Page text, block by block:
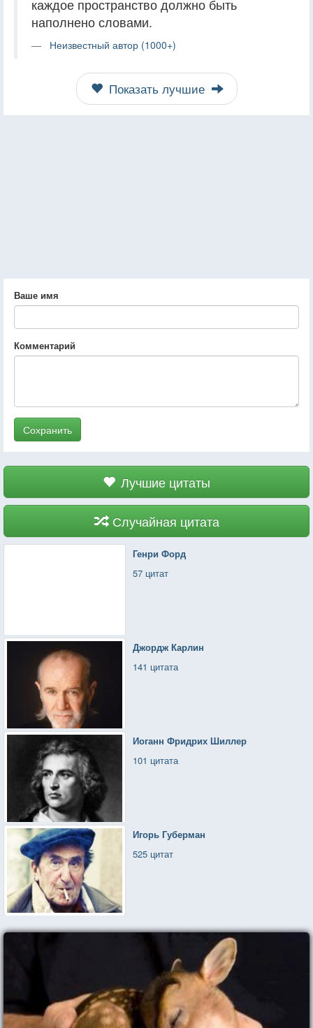
каждое пространство должно быть
наполнено словами.
Неизвестный автор (1000+)
Показать лучшие
Ваше имя
Комментарий
Сохранить
Лучшие цитаты
Случайная цитата
Генри Форд
57 цитат
Джордж Карлин
141 цитата
Иоганн Фридрих Шиллер
101 цитата
Игорь Губерман
525 цитат